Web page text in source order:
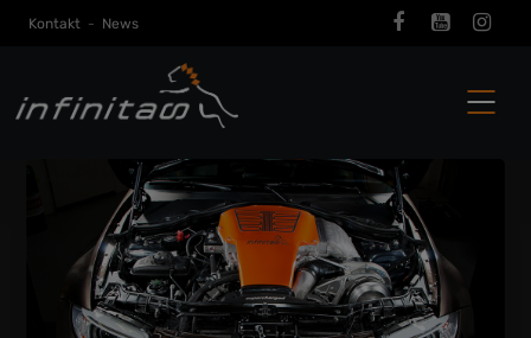
Kontakt - News